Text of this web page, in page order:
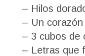
– Hilos
– Un corazón
– 3 cubos de
– Letras que